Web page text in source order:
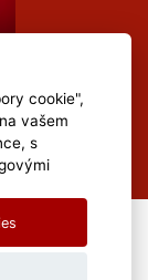
by
cookie",
vašem
s